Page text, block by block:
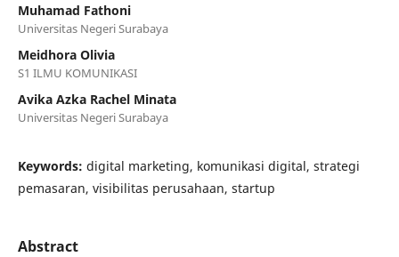
Muhamad Fathoni
Universitas Negeri Surabaya
Meidhora Olivia
S1 ILMU KOMUNIKASI
Avika Azka Rachel Minata
Universitas Negeri Surabaya
Keywords: digital marketing, komunikasi digital, strategi
pemasaran, visibilitas perusahaan, startup
Abstract